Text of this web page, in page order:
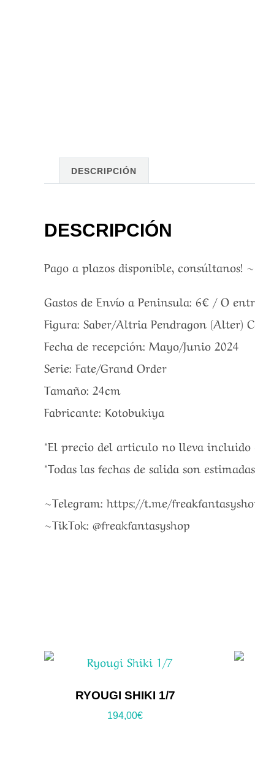
DESCRIPCIÓN
DESCRIPCIÓN
Pago a plazos disponible, consúltanos!
Gastos de Envío a Peninsula: 6€ / O
Figura: Saber/Altria Pendragon (Alter)
Fecha de recepción: Mayo/Junio 2024
Serie: Fate/Grand Order
Tamaño: 24cm
Fabricante: Kotobukiya
*El precio del articulo no lleva incluido
*Todas las fechas de salida son
~Telegram: https://t.me/
~TikTok: @freakfantasyshop
RYOUGI SHIKI 1/7
194,00€